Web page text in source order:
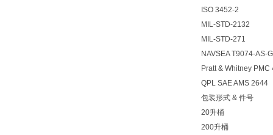
ISO 3452-2
MIL-STD-2132
MIL-STD-271
NAVSEA T9074-AS-
Pratt & Whitney PMC
QPL SAE AMS 2644
包装形式 & 件号
20升桶 01-
200升桶